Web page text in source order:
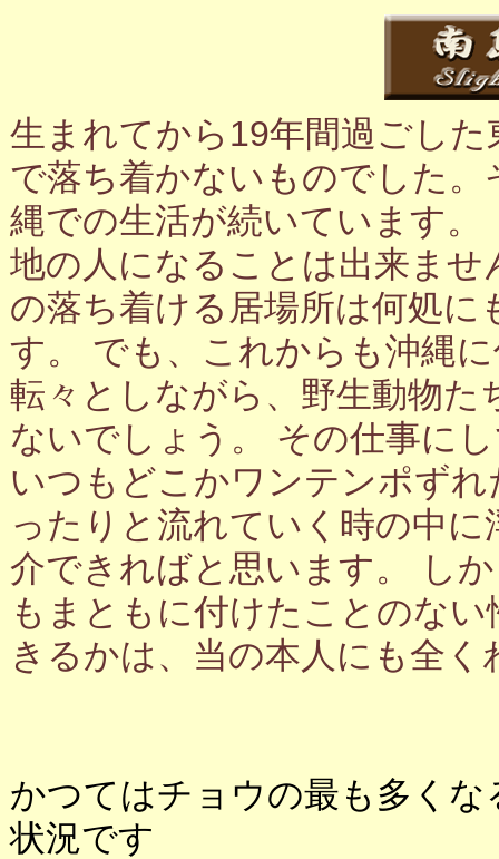
生まれてから19年間過ごし
で落ち着かないものでした
縄での生活が続いています
地の人になることは出来ま
の落ち着ける居場所は何処
す。 でも、これからも沖縄
転々としながら、野生動物
ないでしょう。 その仕事に
いつもどこかワンテンポず
ったりと流れていく時の中
介できればと思います。 し
もまともに付けたことのな
きるかは、当の本人にも全く
かつてはチョウの最も多く
状況です